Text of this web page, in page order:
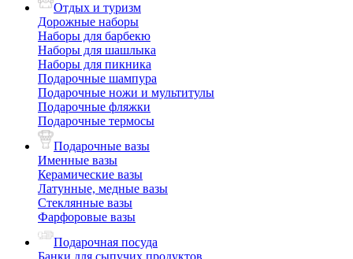
Отдых и туризм
Дорожные наборы
Наборы для барбекю
Наборы для шашлыка
Наборы для пикника
Подарочные шампура
Подарочные ножи и мультитулы
Подарочные фляжки
Подарочные термосы
Подарочные вазы
Именные вазы
Керамические вазы
Латунные, медные вазы
Стеклянные вазы
Фарфоровые вазы
Подарочная посуда
Банки для сыпучих продуктов